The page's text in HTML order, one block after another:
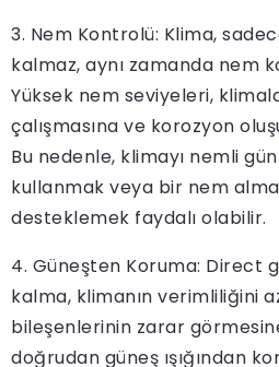
3. Nem Kontrolü: Klima,
kalmaz, aynı zamanda nem
Yüksek nem seviyeleri,
çalışmasına ve korozyon
Bu nedenle, klimayı nemli
kullanmak veya bir nem
desteklemek faydalı olabilir.
4. Güneşten Koruma: Direct
kalma, klimanın verimliliğini
bileşenlerinin zarar
doğrudan güneş ışığından